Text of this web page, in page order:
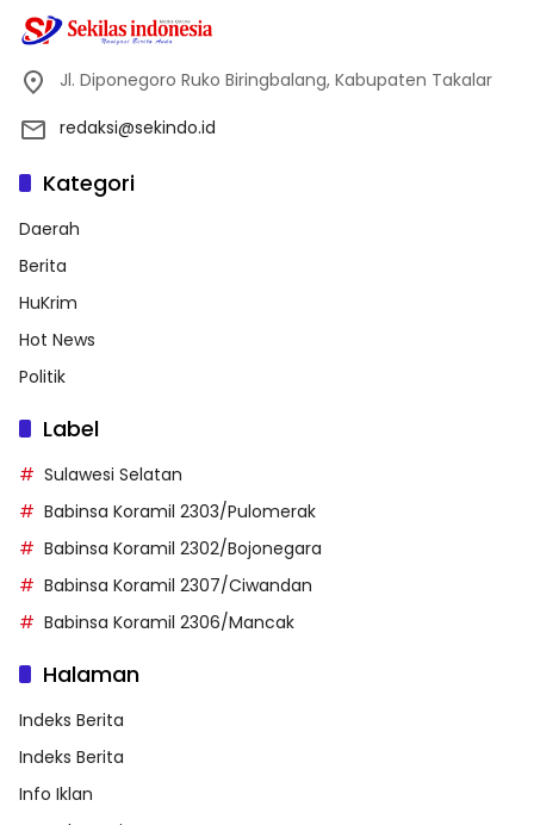
Jl. Diponegoro Ruko Biringbalang, Kabupaten Takalar
redaksi@sekindo.id
Kategori
Daerah
Berita
HuKrim
Hot News
Politik
Label
Sulawesi Selatan
Babinsa Koramil 2303/Pulomerak
Babinsa Koramil 2302/Bojonegara
Babinsa Koramil 2307/Ciwandan
Babinsa Koramil 2306/Mancak
Halaman
Indeks Berita
Indeks Berita
Info Iklan